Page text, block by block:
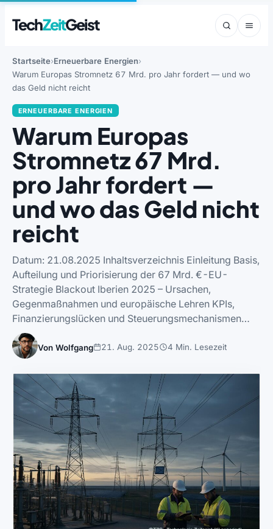
TechZeitGeist
Startseite Erneuerbare Energien
Warum Europas Stromnetz 67 Mrd. pro Jahr fordert — und wo
das Geld nicht reicht
ERNEUERBARE ENERGIEN
Warum Europas
Stromnetz 67 Mrd.
pro Jahr fordert —
und wo das Geld nicht
reicht
Datum: 21.08.2025 Inhaltsverzeichnis Einleitung Basis,
Aufteilung und Priorisierung der 67 Mrd. €-EU-
Strategie Blackout Iberien 2025 – Ursachen,
Gegenmaßnahmen und europäische Lehren KPIs,
Finanzierungslücken und Steuerungsmechanismen…
Von Wolfgang 21. Aug. 2025 4 Min. Lesezeit